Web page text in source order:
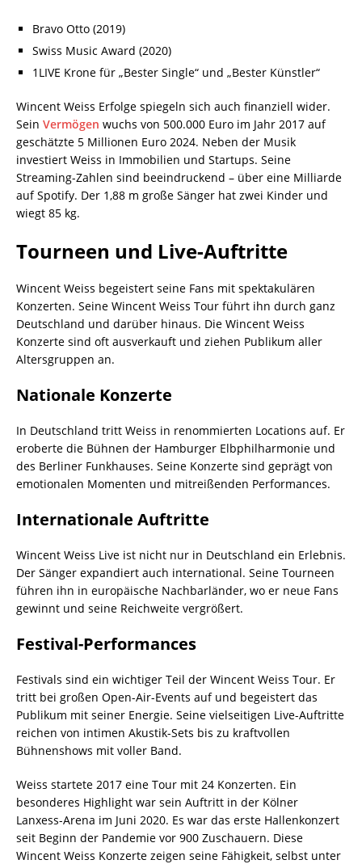
Bravo Otto (2019)
Swiss Music Award (2020)
1LIVE Krone für „Bester Single“ und „Bester Künstler“
Wincent Weiss Erfolge spiegeln sich auch finanziell wider.
Sein Vermögen wuchs von 500.000 Euro im Jahr 2017 auf
geschätzte 5 Millionen Euro 2024. Neben der Musik
investiert Weiss in Immobilien und Startups. Seine
Streaming-Zahlen sind beeindruckend – über eine Milliarde
auf Spotify. Der 1,88 m große Sänger hat zwei Kinder und
wiegt 85 kg.
Tourneen und Live-Auftritte
Wincent Weiss begeistert seine Fans mit spektakulären
Konzerten. Seine Wincent Weiss Tour führt ihn durch ganz
Deutschland und darüber hinaus. Die Wincent Weiss
Konzerte sind oft ausverkauft und ziehen Publikum aller
Altersgruppen an.
Nationale Konzerte
In Deutschland tritt Weiss in renommierten Locations auf. Er
eroberte die Bühnen der Hamburger Elbphilharmonie und
des Berliner Funkhauses. Seine Konzerte sind geprägt von
emotionalen Momenten und mitreißenden Performances.
Internationale Auftritte
Wincent Weiss Live ist nicht nur in Deutschland ein Erlebnis.
Der Sänger expandiert auch international. Seine Tourneen
führen ihn in europäische Nachbarländer, wo er neue Fans
gewinnt und seine Reichweite vergrößert.
Festival-Performances
Festivals sind ein wichtiger Teil der Wincent Weiss Tour. Er
tritt bei großen Open-Air-Events auf und begeistert das
Publikum mit seiner Energie. Seine vielseitigen Live-Auftritte
reichen von intimen Akustik-Sets bis zu kraftvollen
Bühnenshows mit voller Band.
Weiss startete 2017 eine Tour mit 24 Konzerten. Ein
besonderes Highlight war sein Auftritt in der Kölner
Lanxess-Arena im Juni 2020. Es war das erste Hallenkonzert
seit Beginn der Pandemie vor 900 Zuschauern. Diese
Wincent Weiss Konzerte zeigen seine Fähigkeit, selbst unter